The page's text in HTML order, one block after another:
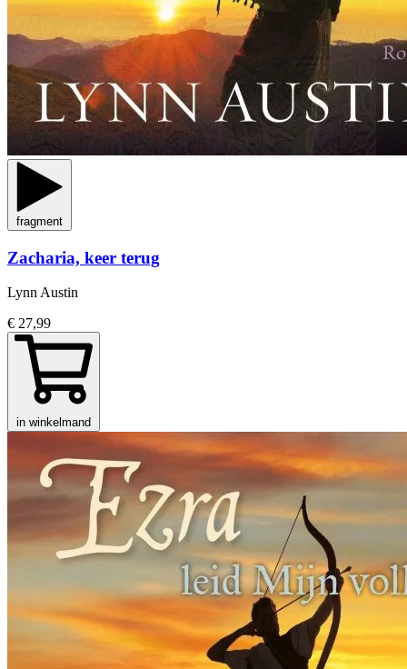
fragment
Zacharia, keer terug
Lynn Austin
€ 27,99
in winkelmand